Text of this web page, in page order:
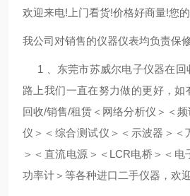
欢迎来电!上门看货!价格好商量!您
我公司对销售的仪器仪表均负责保
1 、东莞市苏威尔电子仪器在回
路上我们一直在努力做的更好，如
回收/销售/租赁＜网络分析仪＞＜
仪＞＜综合测试仪＞＜示波器＞＜
＞＜直流电源＞＜LCR电桥＞＜电
功率计＞等各种进口二手仪器，欢